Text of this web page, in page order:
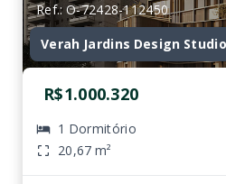
Ref.: O-72428-112450
Verah Jardins Design
R$1.000.320
1 Dormitório
20,67 m²